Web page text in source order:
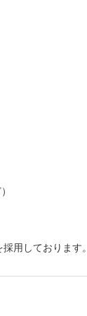
用しております。